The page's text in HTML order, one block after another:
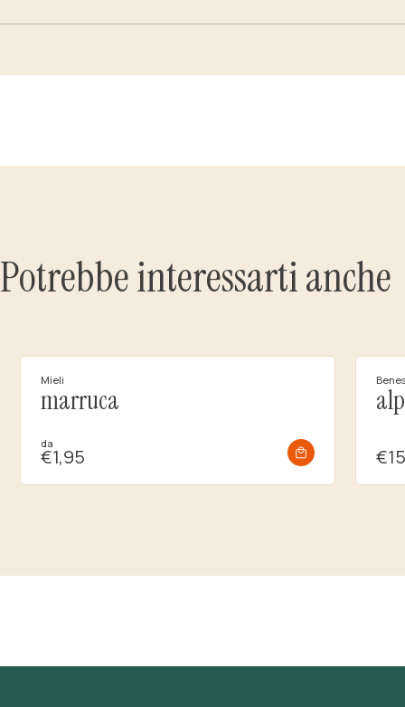
Potrebbe interessarti anche
Mieli
marruca
da
€1,95